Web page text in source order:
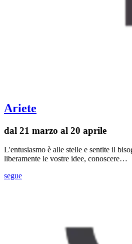
Ariete
dal 21 marzo al 20 aprile
L'entusiasmo è alle stelle e sentite il
liberamente le vostre idee, conoscere…
segue